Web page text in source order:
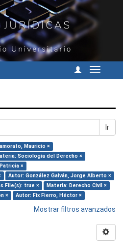
Cambiar
Ir
Mauricio ×
Sociología del Derecho ×
×
Autor: González Galván, Jorge Alberto ×
File(s): true ×
Materia: Derecho Civil ×
×
Autor: Fix Fierro, Héctor ×
Mostrar filtros avanzados